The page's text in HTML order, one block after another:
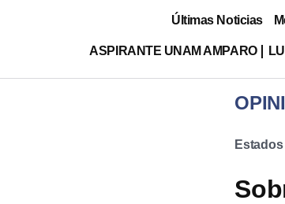
Últimas Noticias
ASPIRANTE UNAM AMPARO